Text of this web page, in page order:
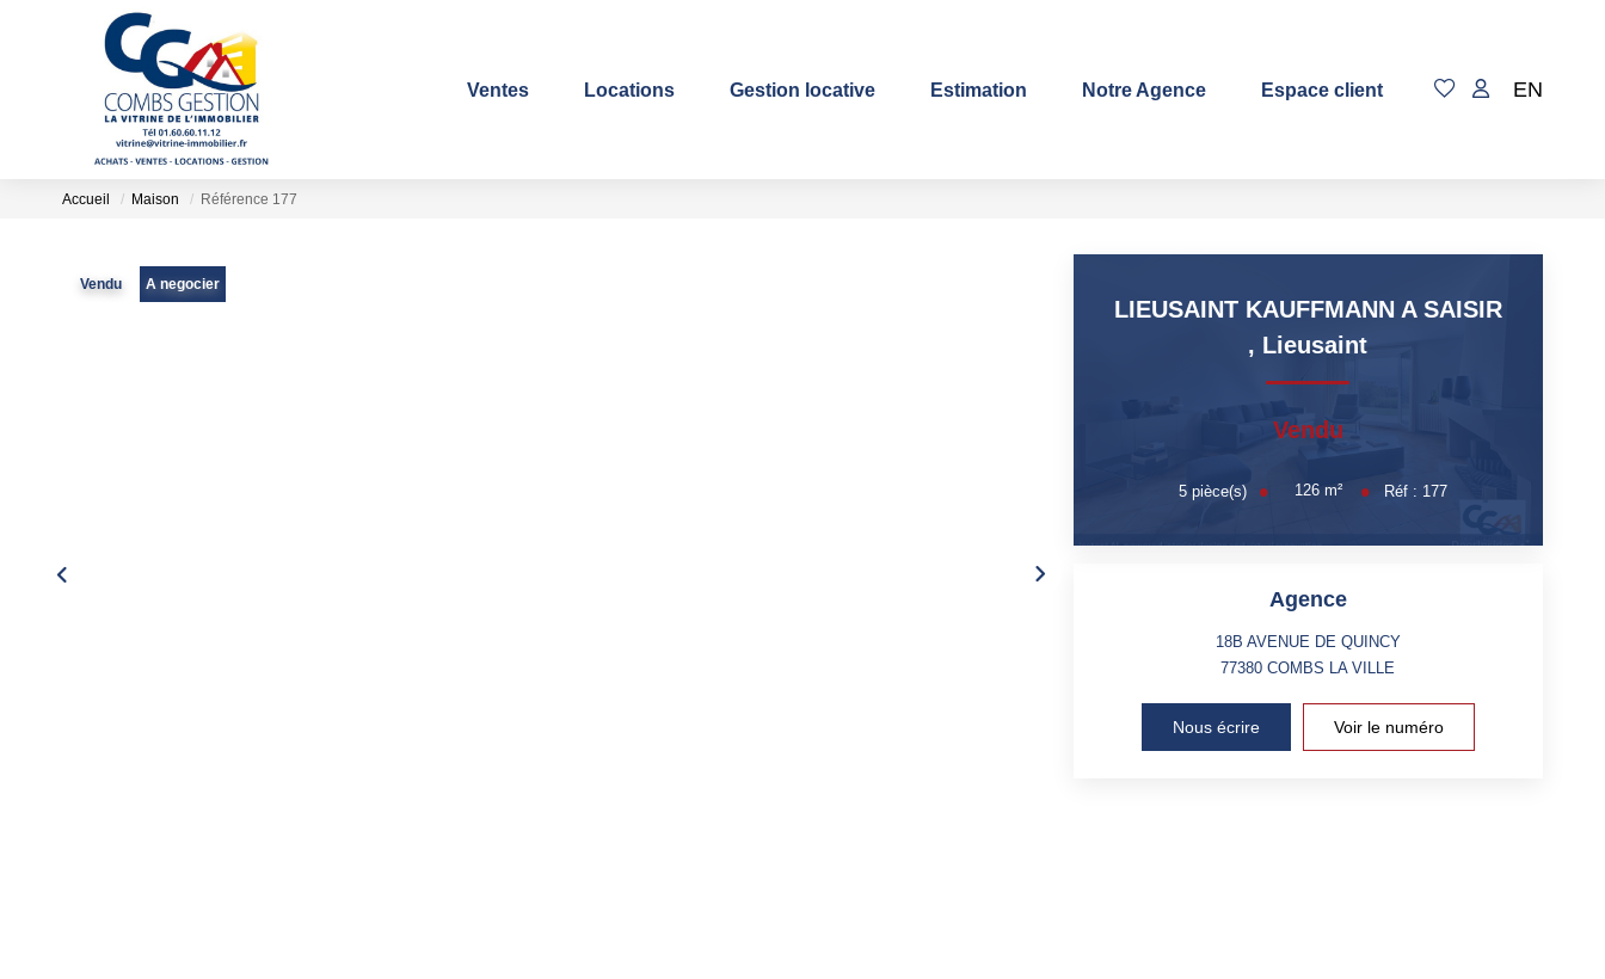
Ventes Locations Gestion locative Estimation Notre Agence Espace client EN
Accueil Maison Référence 177
Vendu A negocier
LIEUSAINT KAUFFMANN A SAISIR
, Lieusaint
Vendu
5 pièce(s) 126 m² Réf : 177
Agence
18B AVENUE DE QUINCY
77380COMBS LA VILLE
Nous écrire Voir le numéro